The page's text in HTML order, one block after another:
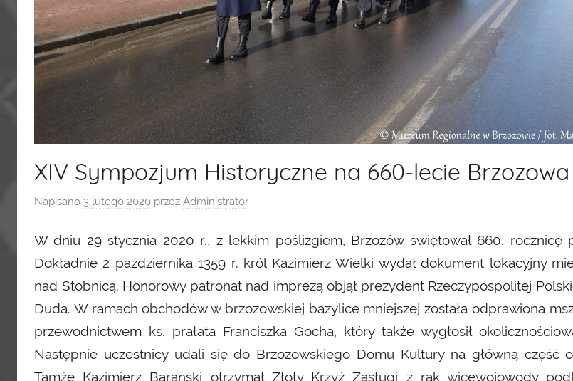
XIV Sympozjum Historyczne na 660-lecie Brzozowa
Napisano 3 lutego 2020 przez Administrator
W dniu 29 stycznia 2020 r., z lekkim poślizgiem, Brzozów świętował 660. rocznicę
Dokładnie 2 października 1359 r. król Kazimierz Wielki wydał dokument lokacyjny
nad Stobnicą. Honorowy patronat nad imprezą objął prezydent Rzeczypospolitej
Duda. W ramach obchodów w brzozowskiej bazylice mniejszej została odprawiona
przewodnictwem ks. prałata Franciszka Gocha, który także wygłosił
Następnie uczestnicy udali się do Brzozowskiego Domu Kultury na główną część
Tamże Kazimierz Barański otrzymał Złoty Krzyż Zasługi z rąk wicewojowody